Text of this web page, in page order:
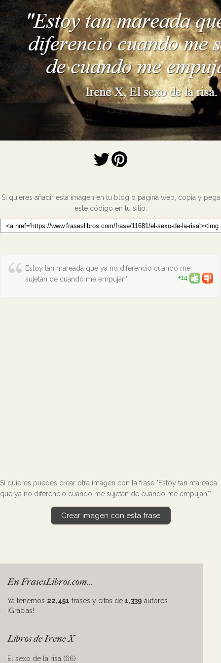
Si quieres añadir esta imagen en tu blog o página web, copia y pega
este código en tu sitio:
Estoy tan mareada que ya no diferencio cuando me
sujetan de cuando me empujan"
+14
Si quieres puedes crear otra imagen con la frase "Estoy tan mareada
que ya no diferencio cuando me sujetan de cuando me empujan"".
Crear imagen con esta frase
En FrasesLibros.com...
Ya tenemos 22,451 frases y citas de 1,339 autores.
¡Gracias!
Libros de Irene X
El sexo de la risa (66)